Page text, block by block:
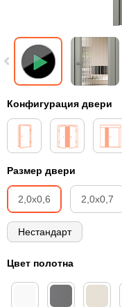
Конфигурация двери
Размер двери
2,0х0,6 2,0х0,7
Нестандарт
Цвет полотна